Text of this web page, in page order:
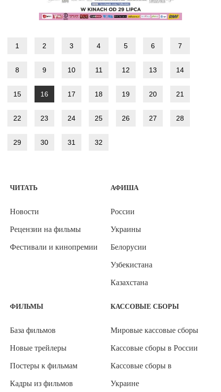
1 2 3 4 5 6 7
8 9 10 11 12 13 14
15 16 17 18 19 20 21
22 23 24 25 26 27 28
29 30 31 32
ЧИТАТЬ
Новости
Рецензии на фильмы
Фестивали и кинопремии
АФИША
России
Украины
Белорусии
Узбекистана
Казахстана
ФИЛЬМЫ
База фильмов
Новые трейлеры
Постеры к фильмам
Кадры из фильмов
КАССОВЫЕ СБОРЫ
Мировые кассовые сборы
Кассовые сборы в России
Кассовые сборы в
Украине